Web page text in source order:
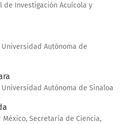
de Investigación Acuícola y
Autónoma de
Autónoma de Sinaloa
Secretaría de Ciencia,